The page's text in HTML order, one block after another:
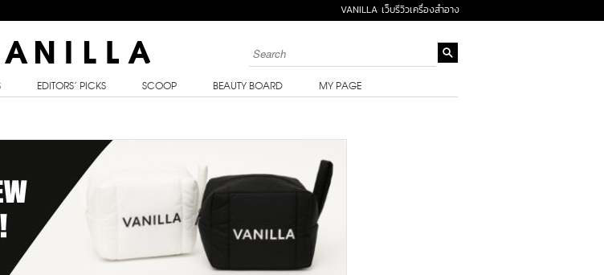
VANILLA เว็บรีวิวเครื่องสำอาง
EDITORS’ PICKS SCOOP BEAUTY BOARD MY PAGE